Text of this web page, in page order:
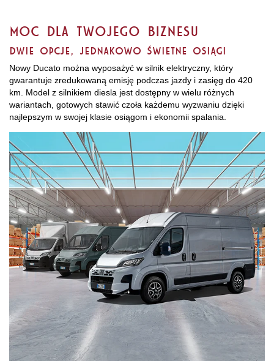
Moc dla Twojego biznesu​
Dwie opcje, jednakowo świetne osiągi​
Nowy Ducato można wyposażyć w silnik elektryczny, który
gwarantuje zredukowaną emisję podczas jazdy i zasięg do 420
km. Model z silnikiem diesla jest dostępny w wielu różnych
wariantach, gotowych stawić czoła każdemu wyzwaniu dzięki
najlepszym w swojej klasie osiągom i ekonomii spalania.